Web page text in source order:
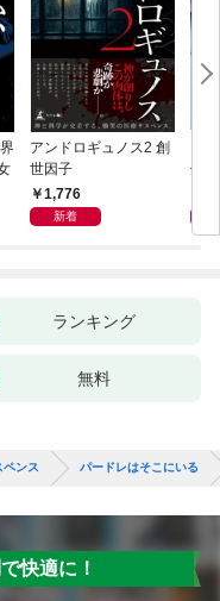
アンドロギュノス2 創
世因子
1,776
新着
件
ランキング
無料
ペンス パードレはそこにいる
快適に！